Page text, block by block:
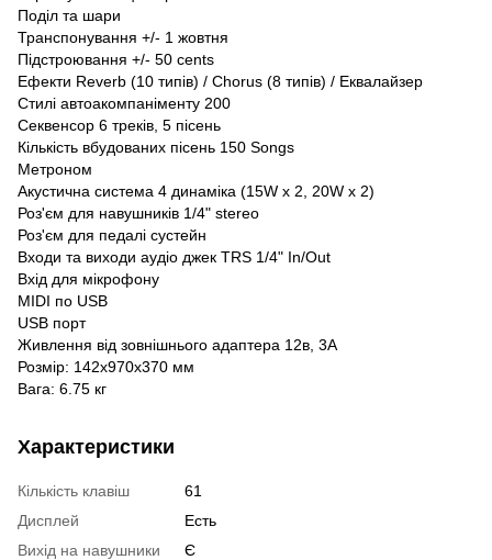
Поділ та шари
Транспонування +/- 1 жовтня
Підстроювання +/- 50 cents
Ефекти Reverb (10 типів) / Chorus (8 типів) / Еквалайзер
Стилі автоакомпаніменту 200
Секвенсор 6 треків, 5 пісень
Кількість вбудованих пісень 150 Songs
Метроном
Акустична система 4 динаміка (15W x 2, 20W x 2)
Роз'єм для навушників 1/4" stereo
Роз'єм для педалі сустейн
Входи та виходи аудіо джек TRS 1/4" In/Out
Вхід для мікрофону
MIDI по USB
USB порт
Живлення від зовнішнього адаптера 12в, 3A
Розмір: 142x970x370 мм
Вага: 6.75 кг
Характеристики
Кількість клавіш
61
Дисплей
Есть
Вихід на навушники
Є